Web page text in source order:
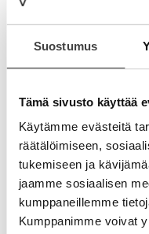
Suostumus
Tämä sivusto käyttää
Käytämme evästeitä
räätälöimiseen,
tukemiseen ja
jaamme sosiaalisen
kumppaneillemme
Kumppanimme voivat
kauppapaikat,
kilpailua ja
joustavilla ja
osaaminen
Lopputuloksena on
liiketoimintaa
yhdistettynä
palvella asiakasta
lähes kaikessa
kehittäminen on
palvelu, Digitalist ja